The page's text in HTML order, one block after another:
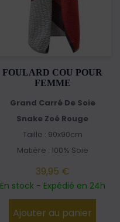
FOULARD COU POUR
FEMME
Grand Carré De Soie
Snake Zoé Rouge
Taille : 90x90cm
Matière : 100% Soie
39,95 €
En stock - Expédié en 24h
Ajouter au panier